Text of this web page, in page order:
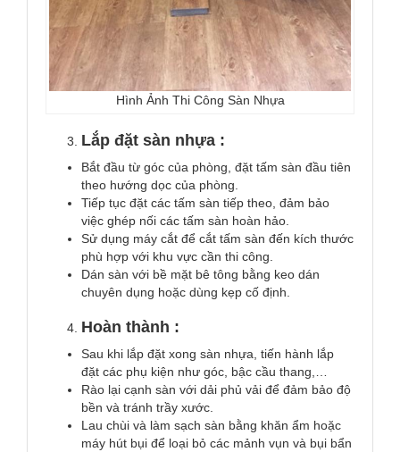
Hình Ảnh Thi Công Sàn Nhựa
Lắp đặt sàn nhựa :
Bắt đầu từ góc của phòng, đặt tấm sàn đầu tiên
theo hướng dọc của phòng.
Tiếp tục đặt các tấm sàn tiếp theo, đảm bảo
việc ghép nối các tấm sàn hoàn hảo.
Sử dụng máy cắt để cắt tấm sàn đến kích thước
phù hợp với khu vực cần thi công.
Dán sàn với bề mặt bê tông bằng keo dán
chuyên dụng hoặc dùng kẹp cố định.
Hoàn thành :
Sau khi lắp đặt xong sàn nhựa, tiến hành lắp
đặt các phụ kiện như góc, bậc cầu thang,…
Rào lại cạnh sàn với dải phủ vải để đảm bảo độ
bền và tránh trầy xước.
Lau chùi và làm sạch sàn bằng khăn ẩm hoặc
máy hút bụi để loại bỏ các mảnh vụn và bụi bẩn